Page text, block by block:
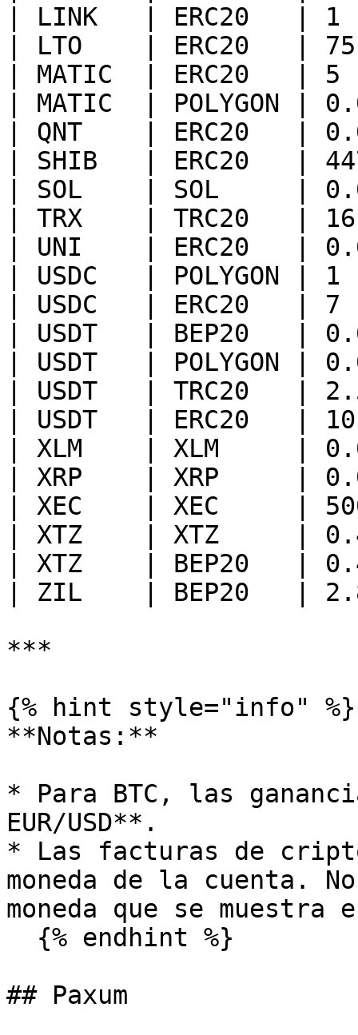
| LINK   | ERC20
| LTO    | ERC20
| MATIC  | ERC20
| MATIC  |
| QNT    | ERC20
| SHIB   | ERC20   |
| SOL    | SOL     |
| TRX    | TRC20
| UNI    | ERC20
| USDC   |
| USDC   | ERC20
| USDT   | BEP20
| USDT   |
| USDT   | TRC20
| USDT   | ERC20
| XLM    | XLM     |
| XRP    | XRP     |
| XEC    | XEC     |
| XTZ    | XTZ     |
| XTZ    | BEP20
| ZIL    | BEP20   |
***
{% hint style="info" %}
**Notas:**
* Para BTC, las
EUR/USD**.
* Las facturas de
moneda de la cuenta.
moneda que se
## Paxum